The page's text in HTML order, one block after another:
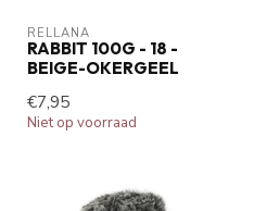
RELLANA
RABBIT 100G - 18 -
BEIGE-OKERGEEL
€7,95
Niet op voorraad